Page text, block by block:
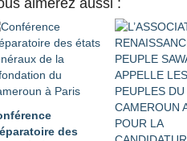
aimerez aussi :
des